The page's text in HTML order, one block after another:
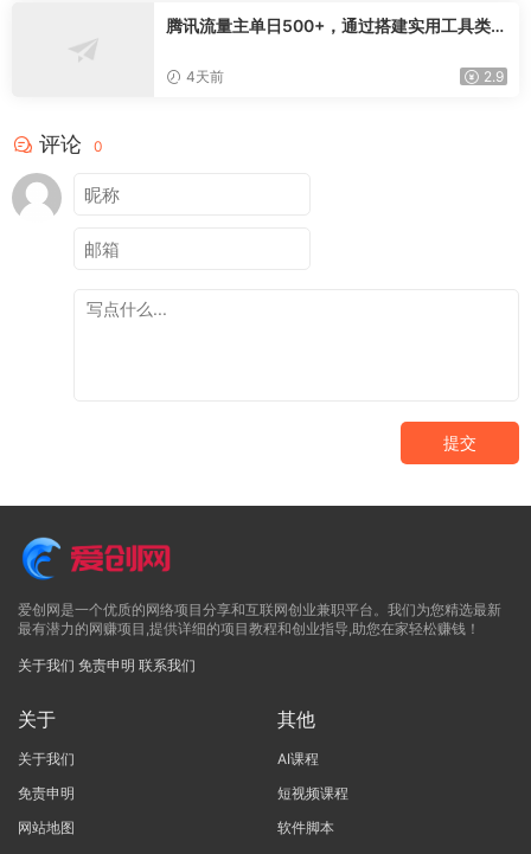
腾讯流量主单日500+，通过搭建实用工具类小
4天前 2.9
评论 0
提交
爱创网是一个优质的网络项目分享和互联网创业兼职平台。我们为您精选最新
最有潜力的网赚项目,提供详细的项目教程和创业指导,助您在家轻松赚钱！
关于我们 免责申明 联系我们
关于
关于我们
免责申明
网站地图
其他
AI课程
短视频课程
软件脚本